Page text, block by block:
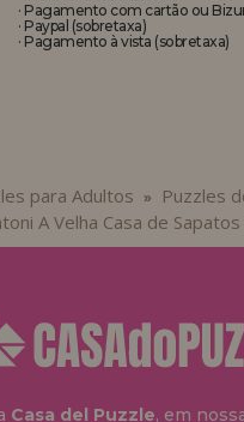
· Pagamento com cartão ou
· Paypal (sobretaxa)
· Pagamento à vista (sobretaxa)
para Adultos » Puzzles
A Velha Casa de
Casa del Puzzle, em